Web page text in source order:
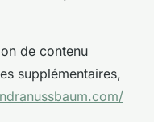
de contenu
supplémentaires,